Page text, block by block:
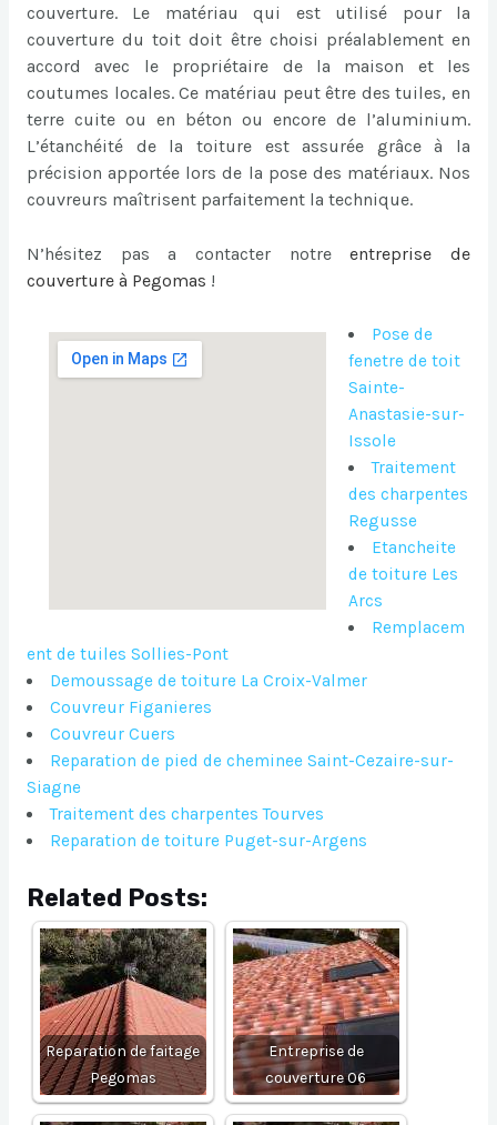
couverture. Le matériau qui est utilisé pour la
couverture du toit doit être choisi préalablement en
accord avec le propriétaire de la maison et les
coutumes locales. Ce matériau peut être des tuiles, en
terre cuite ou en béton ou encore de l’aluminium.
L’étanchéité de la toiture est assurée grâce à la
précision apportée lors de la pose des matériaux. Nos
couvreurs maîtrisent parfaitement la technique.
N’hésitez pas a contacter notreentreprise de
couverture à Pegomas !
Pose de
fenetre de toit
Sainte-
Anastasie-sur-
Issole
Traitement
des charpentes
Regusse
Etancheite
de toiture Les
Arcs
Remplacem
ent de tuiles Sollies-Pont
Demoussage de toiture La Croix-Valmer
Couvreur Figanieres
Couvreur Cuers
Reparation de pied de cheminee Saint-Cezaire-sur-
Siagne
Traitement des charpentes Tourves
Reparation de toiture Puget-sur-Argens
Related Posts:
Reparation de faitage
Pegomas
Entreprise de
couverture 06